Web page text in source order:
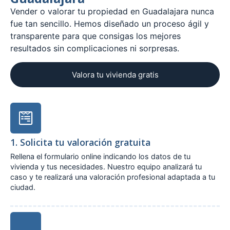
Vender o valorar tu propiedad en Guadalajara nunca
fue tan sencillo. Hemos diseñado un proceso ágil y
transparente para que consigas los mejores
resultados sin complicaciones ni sorpresas.
Valora tu vivienda gratis
1. Solicita tu valoración gratuita
Rellena el formulario online indicando los datos de tu
vivienda y tus necesidades. Nuestro equipo analizará tu
caso y te realizará una valoración profesional adaptada a tu
ciudad.